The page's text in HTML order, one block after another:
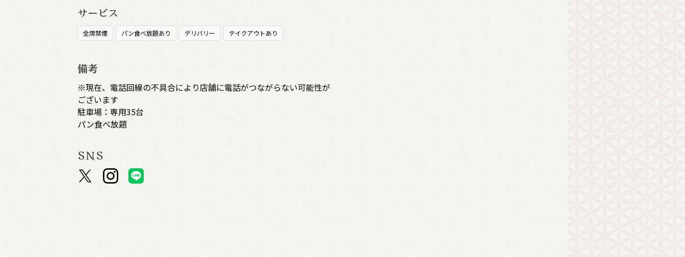
サービス
全席禁煙 パン食べ放題あり デリバリー テイクアウトあり
備考
※現在、電話回線の不具合により店舗に電話がつながらない可能性が
ございます
駐車場：専用35台
パン食べ放題
SNS